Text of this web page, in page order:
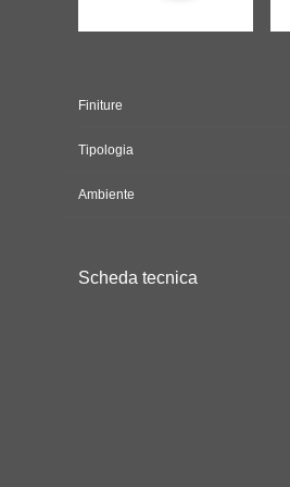
Finiture
Tipologia
Ambiente
Scheda tecnica